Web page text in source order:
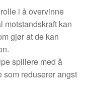
i å overvinne
motstandskraft kan
gjør at de kan
spillere med å
som reduserer angst